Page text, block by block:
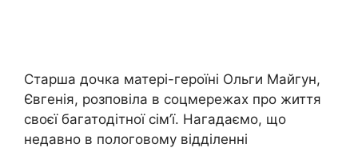
Старша дочка матері-героїні Ольги Майгун,
Євгенія, розповіла в соцмережах про життя
своєї багатодітної сім’ї. Нагадаємо, що
недавно в пологовому відділенні